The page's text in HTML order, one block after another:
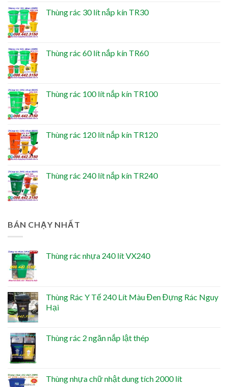
Thùng rác 30 lít nắp kín TR30
Thùng rác 60 lít nắp kín TR60
Thùng rác 100 lít nắp kín TR100
Thùng rác 120 lít nắp kín TR120
Thùng rác 240 lít nắp kín TR240
BÁN CHẠY NHẤT
Thùng rác nhựa 240 lít VX240
Thùng Rác Y Tế 240 Lít Màu Đen Đựng Rác Nguy
Hại
Thùng rác 2 ngăn nắp lật thép
Thùng nhựa chữ nhật dung tích 2000 lít